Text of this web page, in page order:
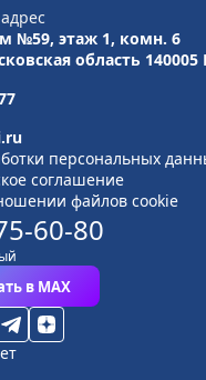
№59, этаж 1, комн. 6
область 140005
персональных
соглашение
файлов cookie
60-80
в MAX